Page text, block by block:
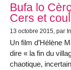
Bufa lo
Cers et
13 octobre 2015, par
Un film d’Hélène
dire « la fin du
chaotique,